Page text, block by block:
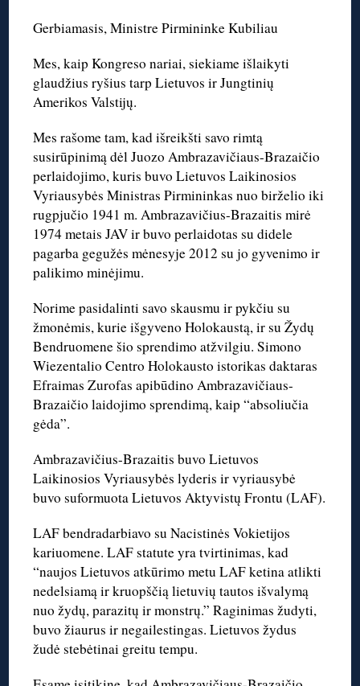
Gerbiamasis, Ministre Pirmininke Kubiliau
Mes, kaip Kongreso nariai, siekiame išlaikyti
glaudžius ryšius tarp Lietuvos ir Jungtinių
Amerikos Valstijų.
Mes rašome tam, kad išreikšti savo rimtą
susirūpinimą dėl Juozo Ambrazavičiaus-Brazaičio
perlaidojimo, kuris buvo Lietuvos Laikinosios
Vyriausybės Ministras Pirmininkas nuo birželio iki
rugpjučio 1941 m. Ambrazavičius-Brazaitis mirė
1974 metais JAV ir buvo perlaidotas su didele
pagarba gegužės mėnesyje 2012 su jo gyvenimo ir
palikimo minėjimu.
Norime pasidalinti savo skausmu ir pykčiu su
žmonėmis, kurie išgyveno Holokaustą, ir su Žydų
Bendruomene šio sprendimo atžvilgiu. Simono
Wiezentalio Centro Holokausto istorikas daktaras
Efraimas Zurofas apibūdino Ambrazavičiaus-
Brazaičio laidojimo sprendimą, kaip “absoliučia
gėda”.
Ambrazavičius-Brazaitis buvo Lietuvos
Laikinosios Vyriausybės lyderis ir vyriausybė
buvo suformuota Lietuvos Aktyvistų Frontu (LAF).
LAF bendradarbiavo su Nacistinės Vokietijos
kariuomene. LAF statute yra tvirtinimas, kad
“naujos Lietuvos atkūrimo metu LAF ketina atlikti
nedelsiamą ir kruopščią lietuvių tautos išvalymą
nuo žydų, parazitų ir monstrų.” Raginimas žudyti,
buvo žiaurus ir negailestingas. Lietuvos žydus
žudė stebėtinai greitu tempu.